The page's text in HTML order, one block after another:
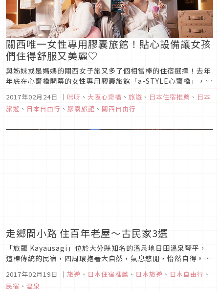
關西唯一女性專用膠囊旅館！貼心設備讓女孩
們住得舒服又美麗♡
與姊妹或是媽媽的關西女子旅又多了個相當棒的住宿選擇！去年
年底在心齋橋開幕的女性專用膠囊旅館「a-STYLE心齋橋」，除
的是強調安全，和各種專屬女性的貼心服務，不管是一人還是多
人的旅行都非常推薦！
2017年02月24日 ｜ 咪呀 、 大阪心齋橋 、 旅遊 、 日本住宿推薦 、 日本
旅遊 、 日本自由行 、 膠囊旅館 、 關西自由行
走鄉間小路 住百年老屋～古民家3選
「旅籠 Kayausagi」位於大分縣知名的溫泉地日田溫泉琴平，
這棟傳統的民宿，四周環抱著大自然，氣息悠閒，怡然自得。古
童彼此嬉戲的回憶。
2017年02月19日 ｜ 旅遊 、 日本住宿推薦 、 日本旅遊 、 日本自由行 、
民宿 、 温泉